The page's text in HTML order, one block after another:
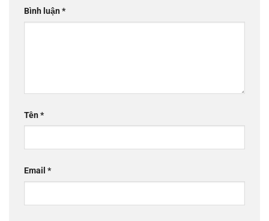
Bình luận*
Tên*
Email *